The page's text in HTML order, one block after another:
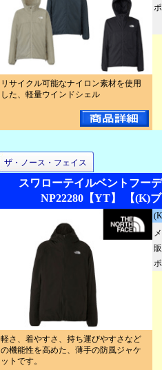
リサイクル可能なナイロン素材を使用
した、軽量ウインドシェル
ザ・ノース・フェイス
スワローテイルベントフー
NP22280【YT】 【(K)
軽さ、着やすさ、持ち運びやすさなど
の機能性を高めた、薄手の防風ジャケ
ットです。